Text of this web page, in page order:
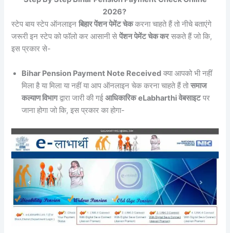
2026?
स्टेप बाय स्टेप ऑनलाइनबिहार पेंशन पेमेंट चेककरना चाहते हैं तो नीचे बताएंगे
जरूरी इन स्टेप को फॉलो कर आसानी सेपेंशन पेमेंट चेक करसकते हैं जो कि,
इस प्रकार से-
Bihar Pension Payment Note Received क्या आपको भी नहीं
मिला है या मिला या नहीं या आप ऑनलाइन चेक करना चाहते हैं तोसमाज
कल्याण विभागद्वारा जारी की गईआधिकारिक eLabharthi वेबसाइटपर
जाना होगा जो कि, इस प्रकार का होगा-